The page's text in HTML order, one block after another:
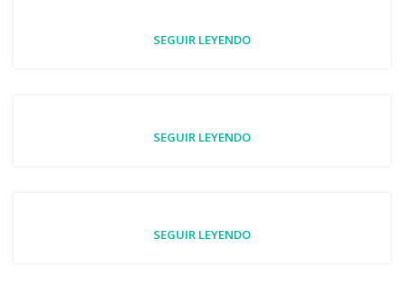
SEGUIR LEYENDO
SEGUIR LEYENDO
SEGUIR LEYENDO